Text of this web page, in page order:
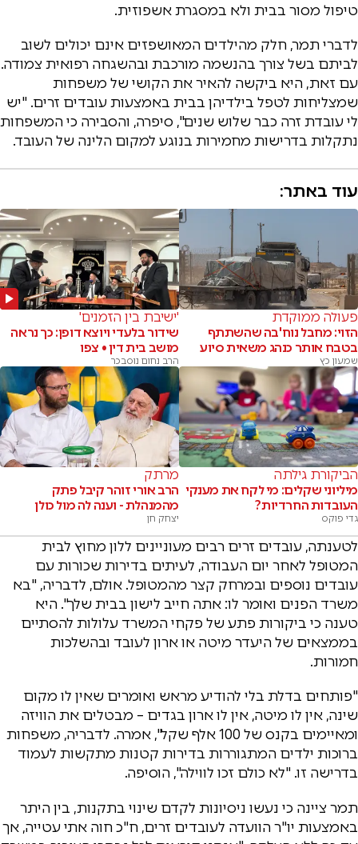
טיפול מסור בבית ולא במסגרת אשפוזית.
לדברי תמר, חלק מהילדים המאושפזים אינם יכולים לשוב
לביתם בשל צורך בהנשמה מורכבת ובהשגחה רפואית צמודה.
עם זאת, היא ביקשה להאיר את הקושי של משפחות
שמצליחות לטפל בילדיהן בבית באמצעות עובדים זרים. "יש
לי עובדת זרה כבר שלוש שנים", סיפרה, והסבירה כי המשפחות
נתקלות בדרישות מחמירות בנוגע למקום הלינה של העובד.
עוד באתר:
פעולה ממוקדת
הזוי: מחבל נוח'בה שהשתתף
בטבח אותר כנהג משאית סיוע
שמעון כץ
'ישיבת בין הזמנים'
שידור בלעדי ויוצא דופן: כך נראה
מושב בית דין • צפו
הרב נחום נוסבכר
הביקורת גילתה
מיליוני שקלים: מי לקח את מענקי
העובדות החרדיות?
גדי פוקס
מרתק
הרב אורי זוהר קיבל פתק
מהמנהלת - וענה לה מול כולן
יצחק חן
לטענתה, עובדים זרים רבים מעוניינים ללון מחוץ לבית
המטופל לאחר יום העבודה, לעיתים בדירות שכורות עם
עובדים נוספים ובמרחק קצר מהמטופל. אולם, לדבריה, "בא
משרד הפנים ואומר לו: אתה חייב לישון בבית שלך". היא
טענה כי ביקורות פתע של פקחי המשרד עלולות להסתיים
בממצאים של היעדר מיטה או ארון לעובד ובהשלכות
חמורות.
"פותחים בדלת בלי להודיע מראש ואומרים שאין לו מקום
שינה, אין לו מיטה, אין לו ארון בגדים – מבטלים את הוויזה
ומאיימים בקנס של 100 אלף שקל", אמרה. לדבריה, משפחות
ברוכות ילדים המתגוררות בדירות קטנות מתקשות לעמוד
בדרישה זו. "לא כולם זכו לווילה", הוסיפה.
תמר ציינה כי נעשו ניסיונות לקדם שינוי בתקנות, בין היתר
באמצעות יו"ר הוועדה לעובדים זרים, ח"כ חוה אתי עטייה, אך